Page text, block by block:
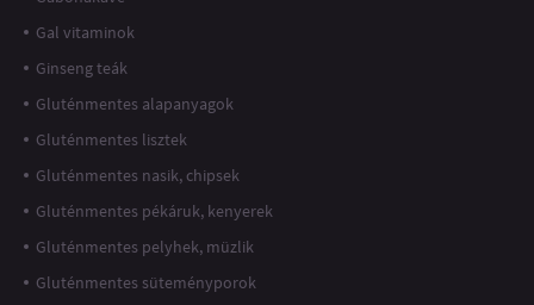
Gal vitaminok
Ginseng teák
Gluténmentes alapanyagok
Gluténmentes lisztek
Gluténmentes nasik, chipsek
Gluténmentes pékáruk, kenyerek
Gluténmentes pelyhek, müzlik
Gluténmentes süteményporok